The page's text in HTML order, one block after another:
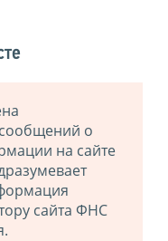
о
на сайте
сайта ФНС